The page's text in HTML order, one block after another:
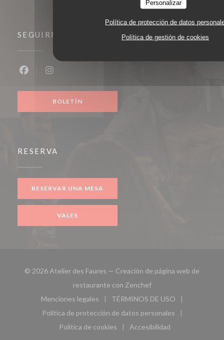
Personalizar
Política de protección de datos
Política de gestión de cookies
SEGUIRNOS
BOLETÍN
RESERVA
RESERVAR UNA MESA
VALES
© 2026 Atelier des Faures — Creación de página web de
restaurante con Zenchef((abre en una nueva
Menciones legales
((abre en una nueva ventana))
TÉRMINOS DE USO
((abre en una nueva
Política de protección de datos personales
((abre en una nueva ventana))
Política de cookies
((abre en una nueva ventana))
Accesibilidad